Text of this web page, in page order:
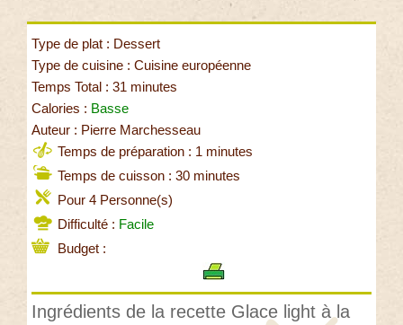
Type de plat : Dessert
Type de cuisine : Cuisine européenne
Temps Total : 31 minutes
Calories : Basse
Auteur : Pierre Marchesseau
Temps de préparation : 1 minutes
Temps de cuisson : 30 minutes
Pour 4 Personne(s)
Difficulté : Facile
Budget :
Ingrédients de la recette Glace light à la